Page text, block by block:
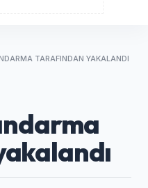
TARAFINDAN YAKALANDI